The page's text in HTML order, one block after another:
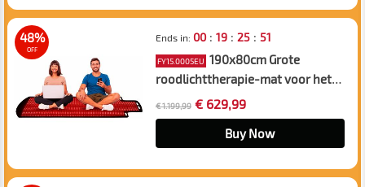
de rug.
48%
OFF
Ends in: 00: 19: 25: 50
FY15.0005EU 190x80cm Grote
roodlichttherapie-mat voor het
hele lichaam, 1300 LED’s 660 nm
& 850 nm infraroodtherapie voor
het lichaam, rug, taille, schouders
en knieën, pijnverlichting van
gewrichten en verbeterde slaap
€ 1.199,99 € 629,99
Buy Now